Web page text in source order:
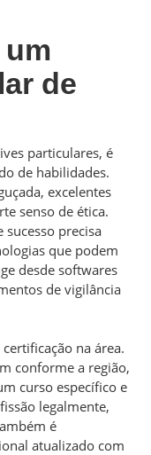
de
particulares, é
de habilidades.
excelentes
senso de ética.
precisa
que podem
desde softwares
de vigilância
na área.
conforme a região,
curso específico e
legalmente,
é
atualizado com